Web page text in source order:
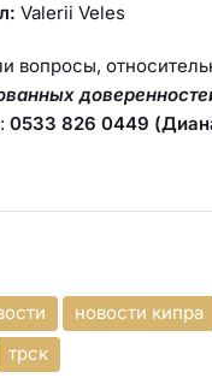
Valerii Veles
вопросы,
0533 826 0449
новости кипра
трск